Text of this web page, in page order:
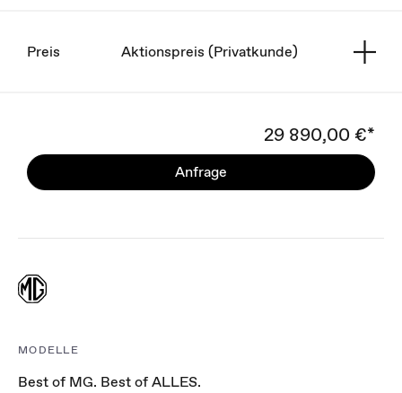
Preis Aktionspreis (Privatkunde)
29 890,00 €*
Anfrage
MODELLE
Best of MG. Best of ALLES.